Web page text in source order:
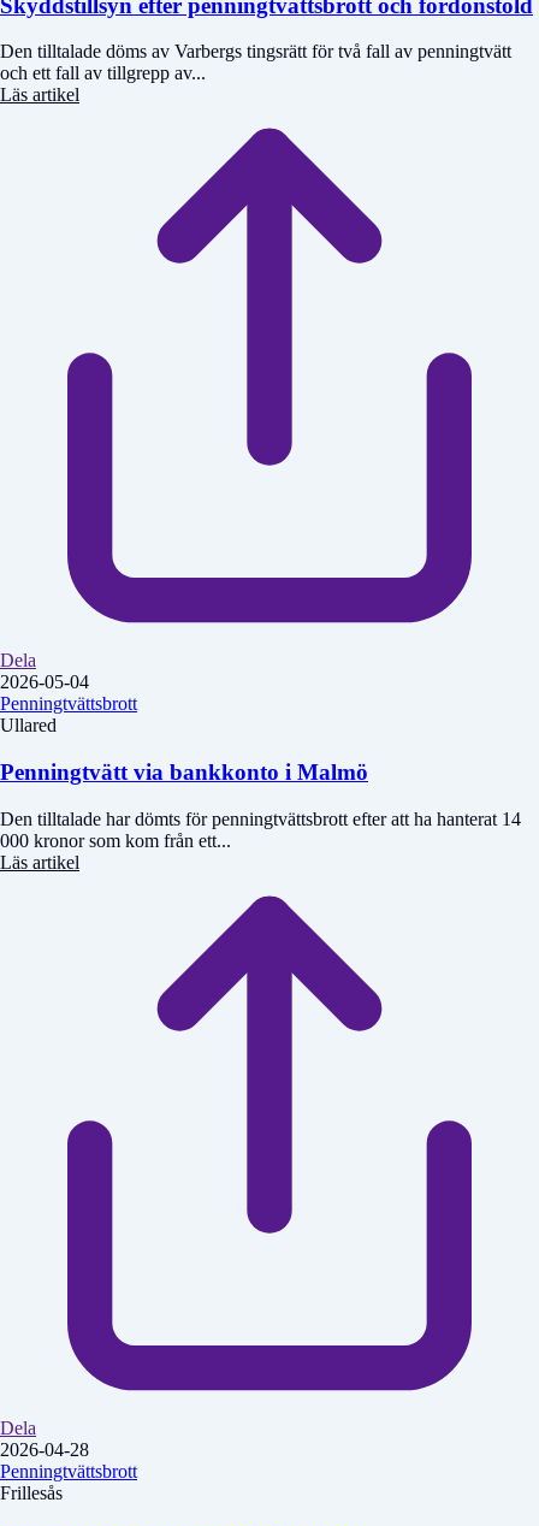
Skyddstillsyn efter penningtvättsbrott och fordonstöld
Den tilltalade döms av Varbergs tingsrätt för två fall av penningtvätt
och ett fall av tillgrepp av...
Läs artikel
Dela
2026-05-04
Penningtvättsbrott
Ullared
Penningtvätt via bankkonto i Malmö
Den tilltalade har dömts för penningtvättsbrott efter att ha hanterat 14
000 kronor som kom från ett...
Läs artikel
Dela
2026-04-28
Penningtvättsbrott
Frillesås